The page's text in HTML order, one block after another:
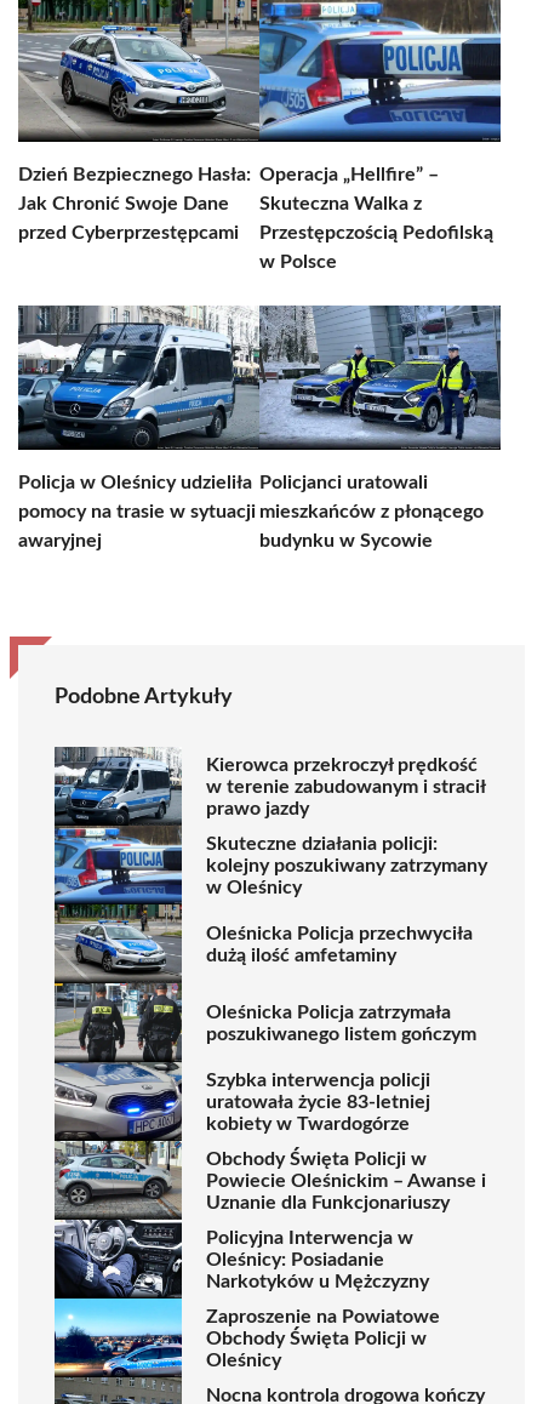
Dzień Bezpiecznego Hasła:
Jak Chronić Swoje Dane
przed Cyberprzestępcami
Operacja „Hellfire” –
Skuteczna Walka z
Przestępczością Pedofilską
w Polsce
Policja w Oleśnicy udzieliła
pomocy na trasie w sytuacji
awaryjnej
Policjanci uratowali
mieszkańców z płonącego
budynku w Sycowie
Podobne Artykuły
Kierowca przekroczył prędkość
w terenie zabudowanym i stracił
prawo jazdy
Skuteczne działania policji:
kolejny poszukiwany zatrzymany
w Oleśnicy
Oleśnicka Policja przechwyciła
dużą ilość amfetaminy
Oleśnicka Policja zatrzymała
poszukiwanego listem gończym
Szybka interwencja policji
uratowała życie 83-letniej
kobiety w Twardogórze
Obchody Święta Policji w
Powiecie Oleśnickim – Awanse i
Uznanie dla Funkcjonariuszy
Policyjna Interwencja w
Oleśnicy: Posiadanie
Narkotyków u Mężczyzny
Zaproszenie na Powiatowe
Obchody Święta Policji w
Oleśnicy
Nocna kontrola drogowa kończy